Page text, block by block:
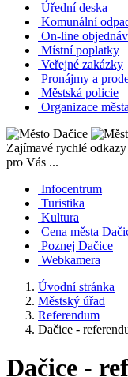
Úřední deska
Komunální
On-line
Místní poplatky
Veřejné zakázky
Pronájmy a
Městská policie
Organizace města
Zajímavé rychlé odkazy
pro Vás ...
Infocentrum
Turistika
Kultura
Cena města
Poznej Dačice
Webkamera
Úvodní stránka
Městský úřad
Referendum
Dačice -
Dačice -